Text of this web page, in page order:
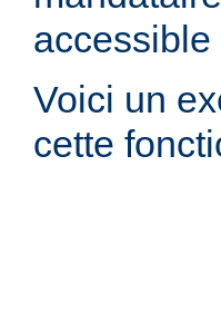
Voici un
cette